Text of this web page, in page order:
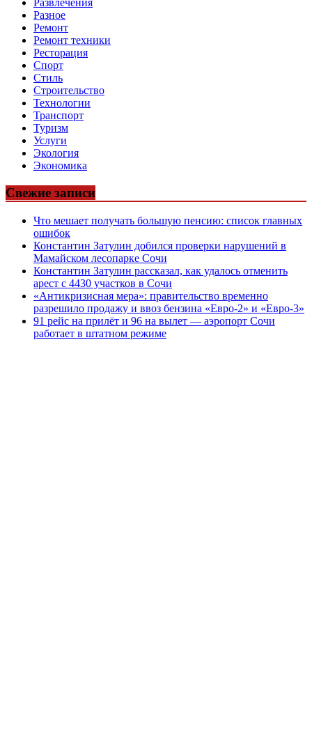
Развлечения
Разное
Ремонт
Ремонт техники
Ресторация
Спорт
Стиль
Строительство
Технологии
Транспорт
Туризм
Услуги
Экология
Экономика
Свежие записи
Что мешает получать большую пенсию: список главных
ошибок
Константин Затулин добился проверки нарушений в
Мамайском лесопарке Сочи
Константин Затулин рассказал, как удалось отменить
арест с 4430 участков в Сочи
«Антикризисная мера»: правительство временно
разрешило продажу и ввоз бензина «Евро-2» и «Евро-3»
91 рейс на прилёт и 96 на вылет — аэропорт Сочи
работает в штатном режиме